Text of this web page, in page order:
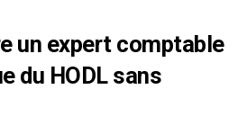
un expert comptable
du HODL sans